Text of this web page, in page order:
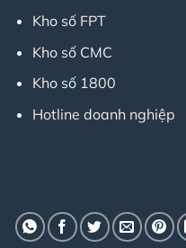
Kho số FPT
Kho số CMC
Kho số 1800
Hotline doanh nghiệp